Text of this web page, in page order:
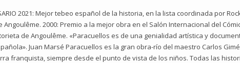
2021: Mejor tebeo español de la historia, en la lista coordinada por
2000: Premio a la mejor obra en el Salón Internacional del
de Angoulême. «Paracuellos es de una genialidad artística y
Juan Marsé Paracuellos es la gran obra-río del maestro Carlos
franquista, siempre desde el punto de vista de los niños. Todas las